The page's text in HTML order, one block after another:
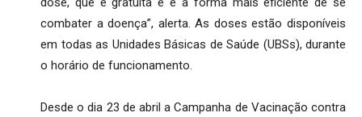
combater a doença”, alerta. As doses estão disponíveis
em todas as Unidades Básicas de Saúde (UBSs), durante
o horário de funcionamento.
Desde o dia 23 de abril a Campanha de Vacinação contra